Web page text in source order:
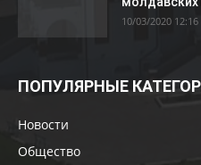
10/03/2020 12:16
ПОПУЛЯРНЫЕ
Новости
Общество